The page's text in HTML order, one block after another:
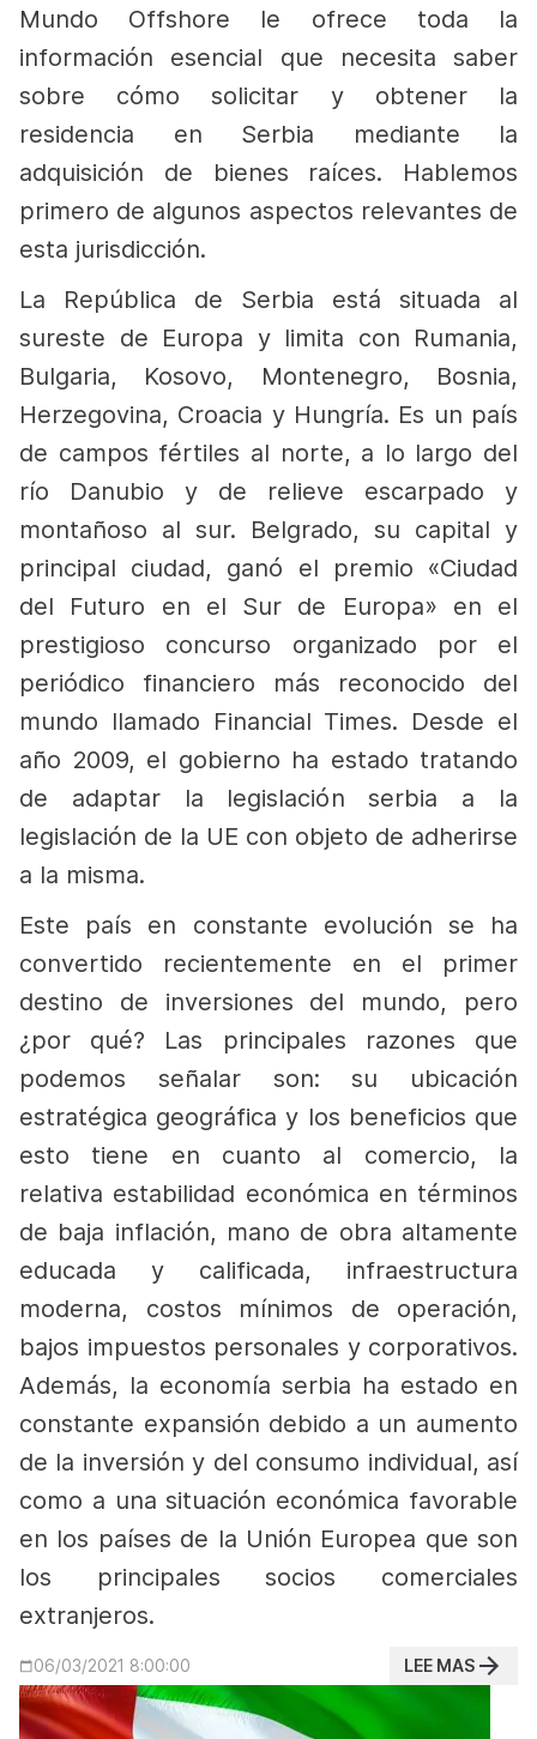
Mundo Offshore le ofrece toda la
información esencial que necesita saber
sobre cómo solicitar y obtener la
residencia en Serbia mediante la
adquisición de bienes raíces. Hablemos
primero de algunos aspectos relevantes de
esta jurisdicción.
La República de Serbia está situada al
sureste de Europa y limita con Rumania,
Bulgaria, Kosovo, Montenegro, Bosnia,
Herzegovina, Croacia y Hungría. Es un país
de campos fértiles al norte, a lo largo del
río Danubio y de relieve escarpado y
montañoso al sur. Belgrado, su capital y
principal ciudad, ganó el premio «Ciudad
del Futuro en el Sur de Europa» en el
prestigioso concurso organizado por el
periódico financiero más reconocido del
mundo llamado Financial Times. Desde el
año 2009, el gobierno ha estado tratando
de adaptar la legislación serbia a la
legislación de la UE con objeto de adherirse
a la misma.
Este país en constante evolución se ha
convertido recientemente en el primer
destino de inversiones del mundo, pero
¿por qué? Las principales razones que
podemos señalar son: su ubicación
estratégica geográfica y los beneficios que
esto tiene en cuanto al comercio, la
relativa estabilidad económica en términos
de baja inflación, mano de obra altamente
educada y calificada, infraestructura
moderna, costos mínimos de operación,
bajos impuestos personales y corporativos.
Además, la economía serbia ha estado en
constante expansión debido a un aumento
de la inversión y del consumo individual, así
como a una situación económica favorable
en los países de la Unión Europea que son
los principales socios comerciales
extranjeros.
06/03/2021 8:00:00 LEE MAS